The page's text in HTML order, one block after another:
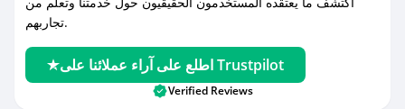
تجاربهم.
اطلع على آراء عملائنا على Trustpilot
Verified Reviews